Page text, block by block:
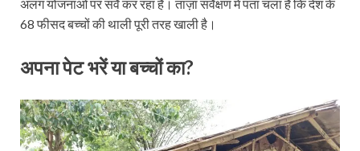
अलग योजनाओं पर सर्वे कर रहा है। ताज़ा सर्वेक्षण में पता चला है कि देश के
68 फीसद बच्चों की थाली पूरी तरह खाली है।
अपना पेट भरें या बच्चों का?